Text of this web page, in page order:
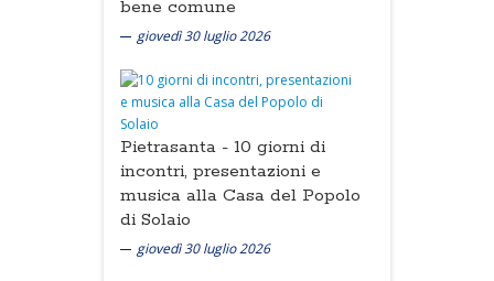
bene comune
giovedì 30 luglio 2026
Pietrasanta - 10 giorni di
incontri, presentazioni e
musica alla Casa del Popolo
di Solaio
giovedì 30 luglio 2026